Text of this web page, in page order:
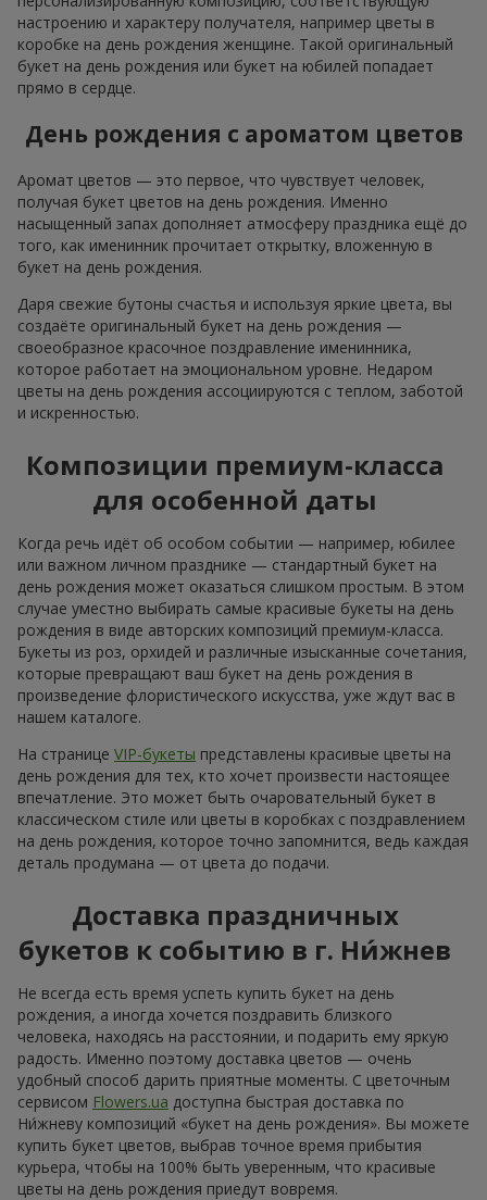
настроению и характеру получателя, например цветы в
коробке на день рождения женщине. Такой оригинальный
букет на день рождения или букет на юбилей попадает
прямо в сердце.
День рождения с ароматом цветов
Аромат цветов — это первое, что чувствует человек,
получая букет цветов на день рождения. Именно
насыщенный запах дополняет атмосферу праздника ещё до
того, как именинник прочитает открытку, вложенную в
букет на день рождения.
Даря свежие бутоны счастья и используя яркие цвета, вы
создаёте оригинальный букет на день рождения —
своеобразное красочное поздравление именинника,
которое работает на эмоциональном уровне. Недаром
цветы на день рождения ассоциируются с теплом, заботой
и искренностью.
Композиции премиум-класса
для особенной даты
Когда речь идёт об особом событии — например, юбилее
или важном личном празднике — стандартный букет на
день рождения может оказаться слишком простым. В этом
случае уместно выбирать самые красивые букеты на день
рождения в виде авторских композиций премиум-класса.
Букеты из роз, орхидей и различные изысканные сочетания,
которые превращают ваш букет на день рождения в
произведение флористического искусства, уже ждут вас в
нашем каталоге.
На странице VIP-букеты представлены красивые цветы на
день рождения для тех, кто хочет произвести настоящее
впечатление. Это может быть очаровательный букет в
классическом стиле или цветы в коробках с поздравлением
на день рождения, которое точно запомнится, ведь каждая
деталь продумана — от цвета до подачи.
Доставка праздничных
букетов к событию в г. Ни́жнев
Не всегда есть время успеть купить букет на день
рождения, а иногда хочется поздравить близкого
человека, находясь на расстоянии, и подарить ему яркую
радость. Именно поэтому доставка цветов — очень
удобный способ дарить приятные моменты. С цветочным
сервисом Flowers.ua доступна быстрая доставка по
Ни́жневу композиций «букет на день рождения». Вы можете
купить букет цветов, выбрав точное время прибытия
курьера, чтобы на 100% быть уверенным, что красивые
цветы на день рождения приедут вовремя.